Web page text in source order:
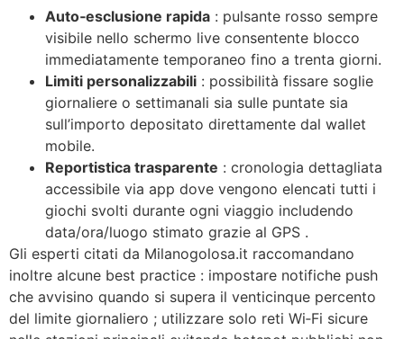
Auto‑esclusione rapida : pulsante rosso sempre
visibile nello schermo live consentente blocco
immediatamente temporaneo fino a trenta giorni.
Limiti personalizzabili : possibilità fissare soglie
giornaliere o settimanali sia sulle puntate sia
sull’importo depositato direttamente dal wallet
mobile.
Reportistica trasparente : cronologia dettagliata
accessibile via app dove vengono elencati tutti i
giochi svolti durante ogni viaggio includendo
data/ora/luogo stimato grazie al GPS .
Gli esperti citati da Milanogolosa.it raccomandano
inoltre alcune best practice : impostare notifiche push
che avvisino quando si supera il venticinque percento
del limite giornaliero ; utilizzare solo reti Wi‑Fi sicure